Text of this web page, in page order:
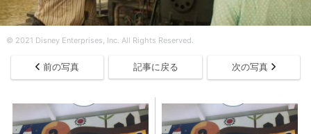
© 2021 Disney Enterprises, Inc. All Rights Reserved.
前の写真 記事に戻る 次の写真